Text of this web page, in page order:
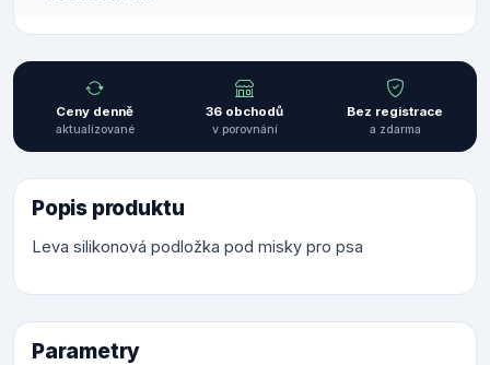
Ceny denně
aktualizované
36 obchodů
v porovnání
Bez registrace
a zdarma
Popis produktu
Leva silikonová podložka pod misky pro psa
Parametry